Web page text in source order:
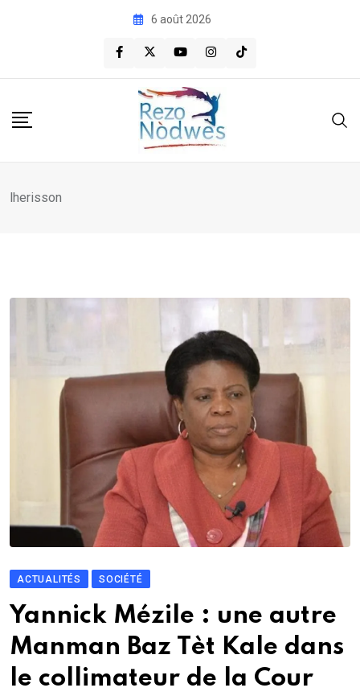
6 août 2026
lherisson
ACTUALITÉS SOCIÉTÉ
Yannick Mézile : une autre
Manman Baz Tèt Kale dans
le collimateur de la Cour